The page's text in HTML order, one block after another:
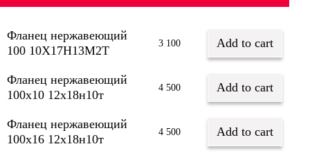
Фланец нержавеющий
100 10Х17Н13М2Т
3 100 Add to cart
Фланец нержавеющий
100х10 12х18н10т
4 500 Add to cart
Фланец нержавеющий
100х16 12х18н10т
4 500 Add to cart